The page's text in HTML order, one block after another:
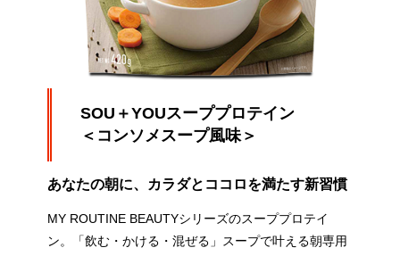
SOU＋YOUスーププロテイン
＜コンソメスープ風味＞
あなたの朝に、カラダとココロを満たす新習慣
MY ROUTINE BEAUTYシリーズのスーププロテイ
ン。「飲む・かける・混ぜる」スープで叶える朝専用